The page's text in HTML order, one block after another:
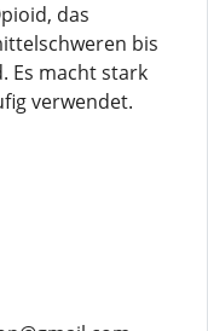
das
bis
Es macht stark
verwendet.